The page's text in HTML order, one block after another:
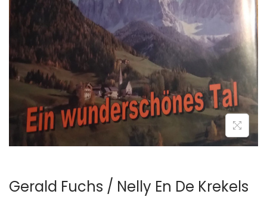
e
d
Gerald Fuchs / Nelly En De Krekels